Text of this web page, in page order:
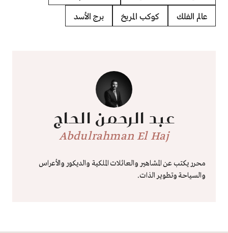
عالم الفلك كوكب المريخ برج الأسد
عبد الرحمن الحاج
Abdulrahman El Haj
محرر يكتب عن المشاهير والعائلات الملكية والديكور والأعراس
والسياحة وتطوير الذات.